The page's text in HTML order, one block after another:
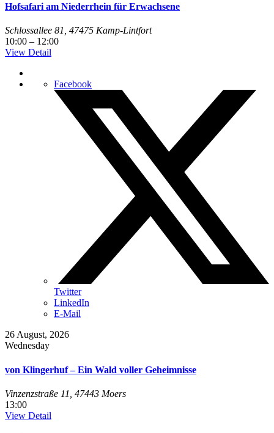
Hofsafari am Niederrhein für Erwachsene
Schlossallee 81, 47475 Kamp-Lintfort
10:00 – 12:00
View Detail
Facebook
Twitter
LinkedIn
E-Mail
26 August, 2026
Wednesday
von Klingerhuf – Ein Wald voller Geheimnisse
Vinzenzstraße 11, 47443 Moers
13:00
View Detail